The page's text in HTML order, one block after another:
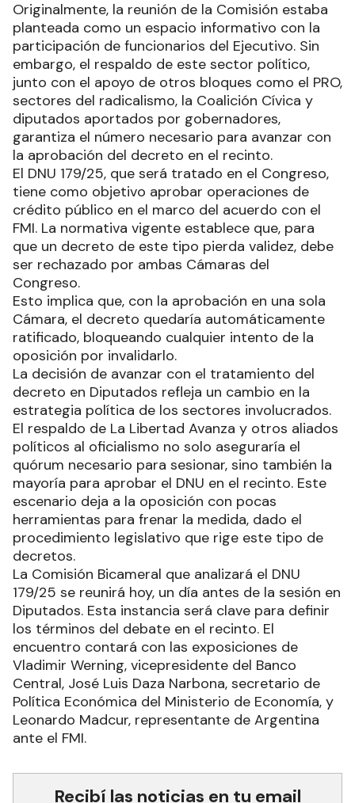
Originalmente, la reunión de la Comisión estaba
planteada como un espacio informativo con la
participación de funcionarios del Ejecutivo. Sin
embargo, el respaldo de este sector político,
junto con el apoyo de otros bloques como el PRO,
sectores del radicalismo, la Coalición Cívica y
diputados aportados por gobernadores,
garantiza el número necesario para avanzar con
la aprobación del decreto en el recinto.
El DNU 179/25, que será tratado en el Congreso,
tiene como objetivo aprobar operaciones de
crédito público en el marco del acuerdo con el
FMI. La normativa vigente establece que, para
que un decreto de este tipo pierda validez, debe
ser rechazado por ambas Cámaras del
Congreso.
Esto implica que, con la aprobación en una sola
Cámara, el decreto quedaría automáticamente
ratificado, bloqueando cualquier intento de la
oposición por invalidarlo.
La decisión de avanzar con el tratamiento del
decreto en Diputados refleja un cambio en la
estrategia política de los sectores involucrados.
El respaldo de La Libertad Avanza y otros aliados
políticos al oficialismo no solo aseguraría el
quórum necesario para sesionar, sino también la
mayoría para aprobar el DNU en el recinto. Este
escenario deja a la oposición con pocas
herramientas para frenar la medida, dado el
procedimiento legislativo que rige este tipo de
decretos.
La Comisión Bicameral que analizará el DNU
179/25 se reunirá hoy, un día antes de la sesión en
Diputados. Esta instancia será clave para definir
los términos del debate en el recinto. El
encuentro contará con las exposiciones de
Vladimir Werning, vicepresidente del Banco
Central, José Luis Daza Narbona, secretario de
Política Económica del Ministerio de Economía, y
Leonardo Madcur, representante de Argentina
ante el FMI.
Recibí las noticias en tu email